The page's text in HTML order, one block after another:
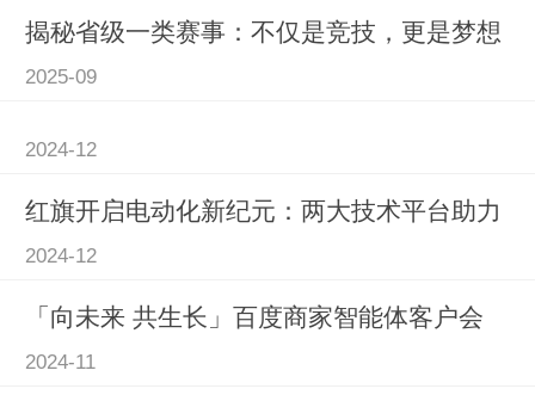
揭秘省级一类赛事：不仅是竞技，更是梦想
2025-09
2024-12
红旗开启电动化新纪元：两大技术平台助力
2024-12
「向未来 共生长」百度商家智能体客户会
2024-11